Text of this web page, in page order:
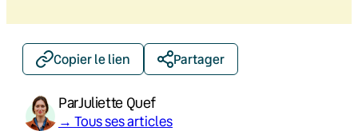
Copier le lien Partager
ParJuliette Quef
→ Tous ses articles